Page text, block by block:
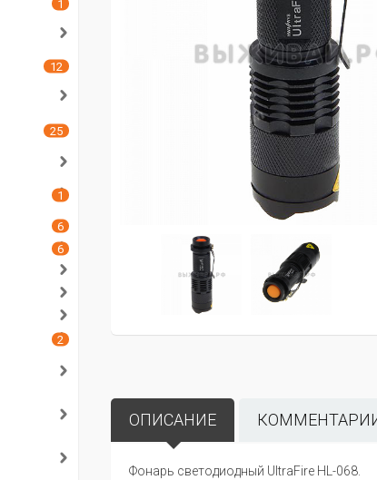
ОПИСАНИЕ
Фонарь светодиодный UltraFire HL-068.
1
12
25
1
6
6
2